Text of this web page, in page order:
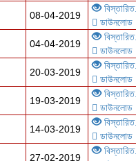
08-04-2019
বিস্তারিত..
ডাউনলোড
04-04-2019
বিস্তারিত..
ডাউনলোড
20-03-2019
বিস্তারিত..
ডাউনলোড
19-03-2019
বিস্তারিত..
ডাউনলোড
14-03-2019
বিস্তারিত..
ডাউনলোড
27-02-2019
বিস্তারিত..